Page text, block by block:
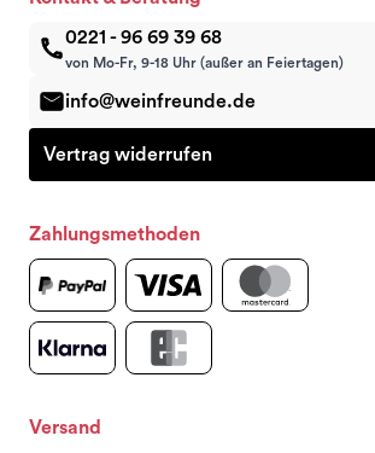
0221 - 96 69 39 68
von Mo-Fr, 9-18 Uhr (außer an Feiertagen)
info@weinfreunde.de
Vertrag widerrufen
Zahlungsmethoden
Versand